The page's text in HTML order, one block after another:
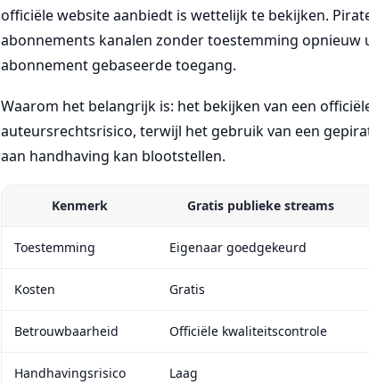
officiële website aanbiedt is wettelijk te bekijken.
abonnements kanalen zonder toestemming opnieuw
abonnement gebaseerde toegang.
Waarom het belangrijk is: het bekijken van een
auteursrechtsrisico, terwijl het gebruik van een
aan handhaving kan blootstellen.
Kenmerk Gratis publieke streams
Toestemming Eigenaar goedgekeurd
Kosten Gratis
Betrouwbaarheid Officiële kwaliteitscontrole
Handhavingsrisico Laag